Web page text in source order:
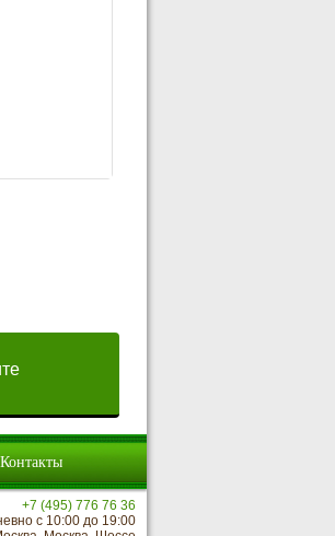
Контакты
+7 (495) 776 76 36
с 10:00 до 19:00